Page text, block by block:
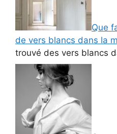
Que
de vers blancs dans la
trouvé des vers blancs